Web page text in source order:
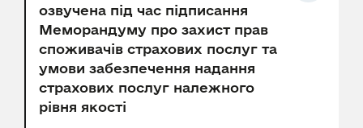
озвучена під час підписання
Меморандуму про захист прав
споживачів страхових послуг та
умови забезпечення надання
страхових послуг належного
рівня якості